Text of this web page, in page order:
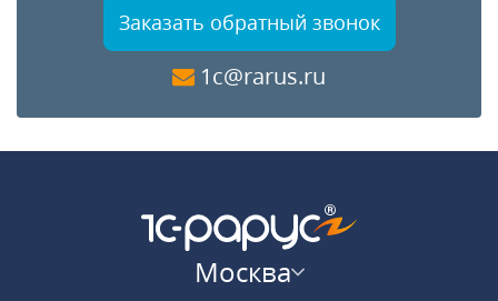
Заказать обратный звонок
1c@rarus.ru
Москва